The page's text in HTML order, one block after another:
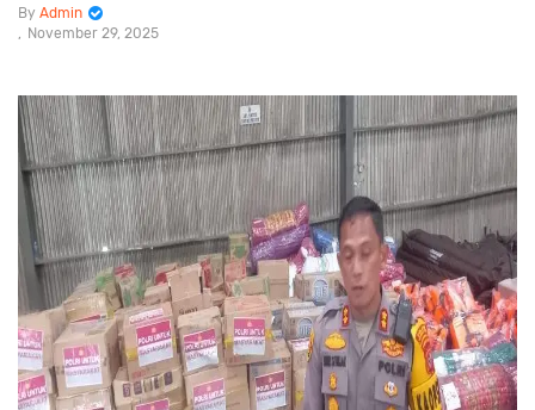
Admin
November 29, 2025